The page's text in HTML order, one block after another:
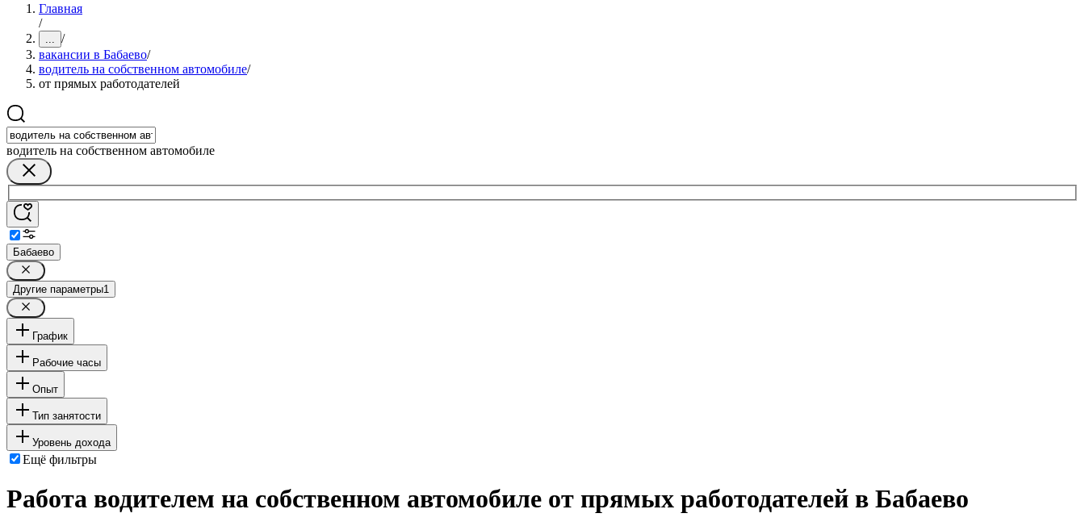
Главная
/
... /
вакансии в Бабаево/
водитель на собственном автомобиле/
от прямых работодателей
водитель на собственном автомобиле
Бабаево
Другие параметры1
График
Рабочие часы
Опыт
Тип занятости
Уровень дохода
Ещё фильтры
Работа водителем на собственном автомобиле от прямых работодателей в Бабаево